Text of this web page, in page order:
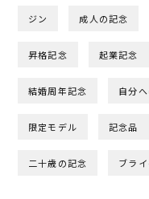
ジン 成人の記念
昇格記念 起業記念
結婚周年記念 自分
限定モデル 記念品
二十歳の記念 ブラ